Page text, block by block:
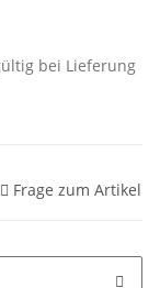
bei Lieferung
Frage zum Artikel